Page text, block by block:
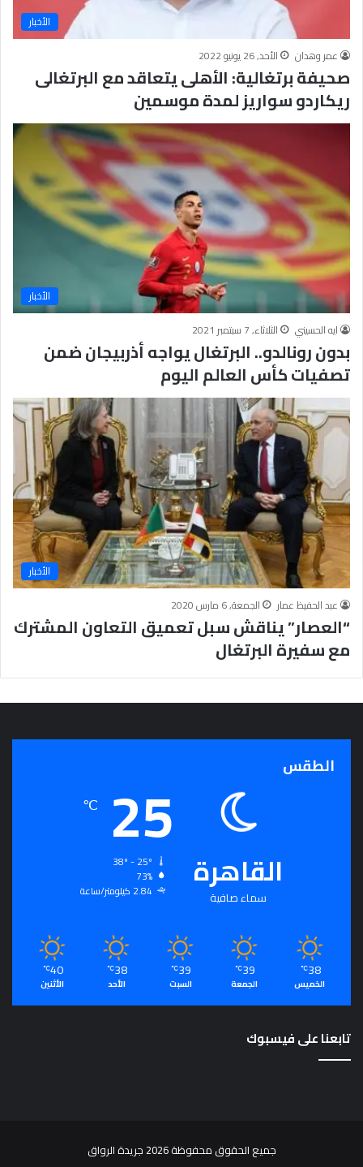
الأخبار
عمر وهدان
الأحد, 26 يونيو 2022
صحيفة برتغالية: الأهلى يتعاقد مع البرتغالى
ريكاردو سواريز لمدة موسمين
الأخبار
ايه الحسيني
الثلاثاء, 7 سبتمبر 2021
بدون رونالدو.. البرتغال يواجه أذربيجان ضمن
تصفيات كأس العالم اليوم
الأخبار
عبد الحفيظ عمار
الجمعة, 6 مارس 2020
“العصار” يناقش سبل تعميق التعاون المشترك
مع سفيرة البرتغال
الطقس
القاهرة
سماء صافية
25
℃
73%
2.84 كيلومتر/ساعة
38
℃
الخميس
39
℃
الجمعة
39
℃
السبت
38
℃
الأحد
40
℃
الأثنين
تابعنا على فيسبوك
جميع الحقوق محفوظة 2026 جريدة الرواق